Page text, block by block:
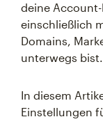
deine
einschließlich
Domains,
unterwegs bist.
In diesem
Einstellungen